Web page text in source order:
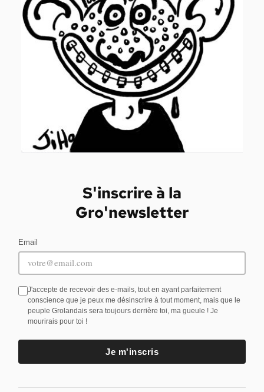
S'inscrire à la
Gro'newsletter
Email
J'accepte de recevoir des e-mails, tout en ayant parfaitement
conscience que je peux me désinscrire à tout moment, mais que le
peuple Grolandais sera toujours derrière toi, ma gueule ! Je
mourirais pour toi !
Je m'inscris